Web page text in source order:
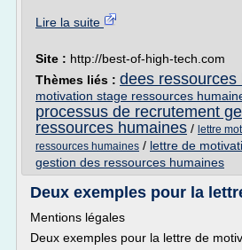
Lire la suite
Site : http://best-of-high-tech.com
Thèmes liés : dees ressources
motivation stage ressources
processus de recrutement
ressources humaines / lettre
ressources humaines / lettre de
gestion des ressources humaines
Deux exemples pour la
Mentions légales
Deux exemples pour la lettre de